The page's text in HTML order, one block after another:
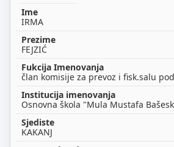
IRMA
FEJZIĆ
član komisije za prevoz i fisk.salu
Osnovna škola "Mula Mustafa
KAKANJ